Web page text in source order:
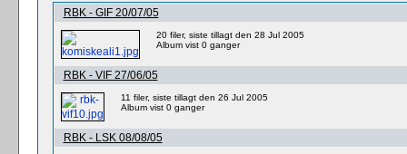
RBK - GIF 20/07/05
20 filer, siste tillagt den 28 Jul 2005
Album vist 0 ganger
RBK - VIF 27/06/05
11 filer, siste tillagt den 26 Jul 2005
Album vist 0 ganger
RBK - LSK 08/08/05